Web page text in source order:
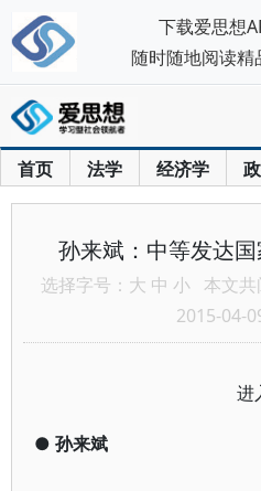
首页 法学 经济学
孙来斌：中等发达
选择字号： 大 中 小 本文共
2015-04-
进
● 孙来斌
下载爱思想
随时随地阅读精